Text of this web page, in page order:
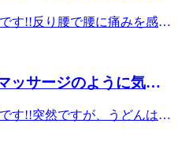
前駅すぐ】
す!!反り腰で腰に痛みを感じ
筋肉がとても重要です。
とは、腰椎（背骨）や骨盤の
て伸びる深層筋肉（インナ
げや、良い姿勢（背骨のS字
を担っています。 反り腰
ッサージのように気持
越前駅すぐ】
す!!突然ですが、うどんはお
た際にも手軽に食べられる